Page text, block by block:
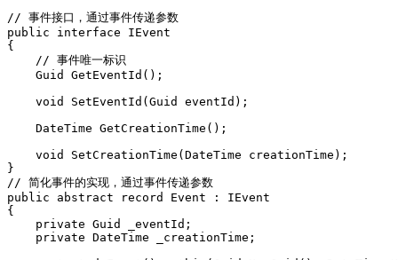
// 事件接口，通过事件传递参数
public interface IEvent
{
    // 事件唯一标识
    Guid GetEventId();
    void SetEventId(Guid eventId);
    DateTime GetCreationTime();
    void SetCreationTime(DateTime creationTime);
}
// 简化事件的实现，通过事件传递参数
public abstract record Event : IEvent
{
    private Guid _eventId;
    private DateTime _creationTime;